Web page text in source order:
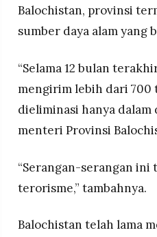
Balochistan, provinsi
sumber daya alam yang
“Selama 12 bulan
mengirim lebih dari 700
dieliminasi hanya dalam
menteri Provinsi
“Serangan-serangan ini
terorisme,” tambahnya.
Balochistan telah lama